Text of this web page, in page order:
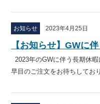
お知らせ 2023年4月25日
【お知らせ】GWに
2023年のGWに伴う長期休
早目のご注文をお待ちして